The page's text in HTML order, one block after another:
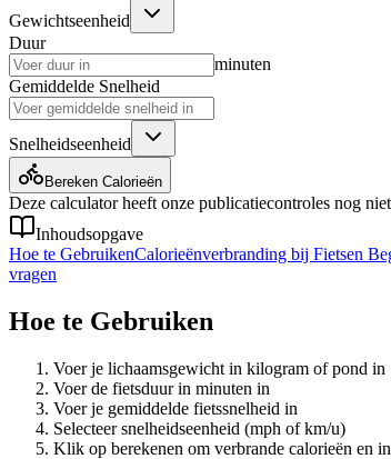
Gewichtseenheid
Duur
minuten
Gemiddelde Snelheid
Snelheidseenheid
Bereken Calorieën
Deze calculator heeft onze publicatiecontroles nog
Inhoudsopgave
Hoe te GebruikenCalorieënverbranding bij Fietsen
vragen
Hoe te Gebruiken
Voer je lichaamsgewicht in kilogram of pond in
Voer de fietsduur in minuten in
Voer je gemiddelde fietssnelheid in
Selecteer snelheidseenheid (mph of km/u)
Klik op berekenen om verbrande calorieën en